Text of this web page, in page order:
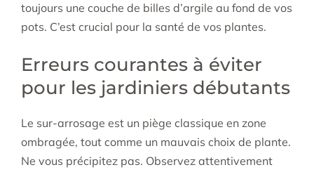
toujours une couche de billes d’argile au fond de vos
pots. C’est crucial pour la santé de vos plantes.
Erreurs courantes à éviter
pour les jardiniers débutants
Le sur-arrosage est un piège classique en zone
ombragée, tout comme un mauvais choix de plante.
Ne vous précipitez pas. Observez attentivement